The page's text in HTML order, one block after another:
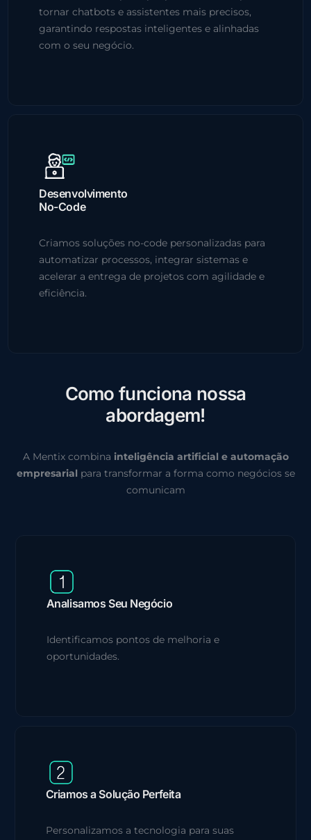
tornar chatbots e assistentes mais precisos,
garantindo respostas inteligentes e alinhadas
com o seu negócio.
Desenvolvimento
No-Code
Criamos soluções no-code personalizadas para
automatizar processos, integrar sistemas e
acelerar a entrega de projetos com agilidade e
eficiência.
Como funciona nossa
abordagem!
A Mentix combina inteligência artificial e automação
empresarial para transformar a forma como negócios se
comunicam
Analisamos Seu Negócio
Identificamos pontos de melhoria e
oportunidades.
Criamos a Solução Perfeita
Personalizamos a tecnologia para suas